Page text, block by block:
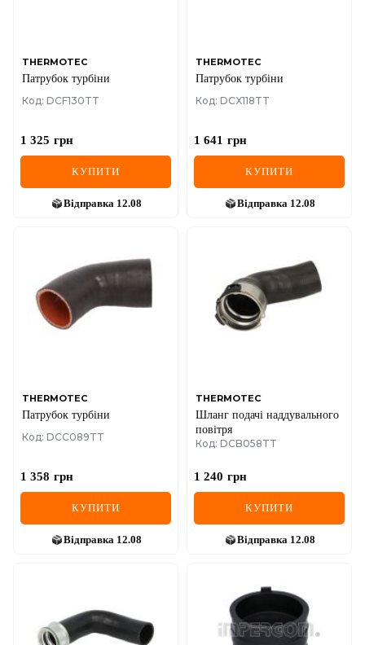
THERMOTEC
Патрубок турбіни
Код: DCF130TT
1 325 грн
КУПИТИ
Відправка 12.08
THERMOTEC
Патрубок турбіни
Код: DCX118TT
1 641 грн
КУПИТИ
Відправка 12.08
THERMOTEC
Патрубок турбіни
Код: DCC089TT
1 358 грн
КУПИТИ
Відправка 12.08
THERMOTEC
Шланг подачі наддувального
повітря
Код: DCB058TT
1 240 грн
КУПИТИ
Відправка 12.08